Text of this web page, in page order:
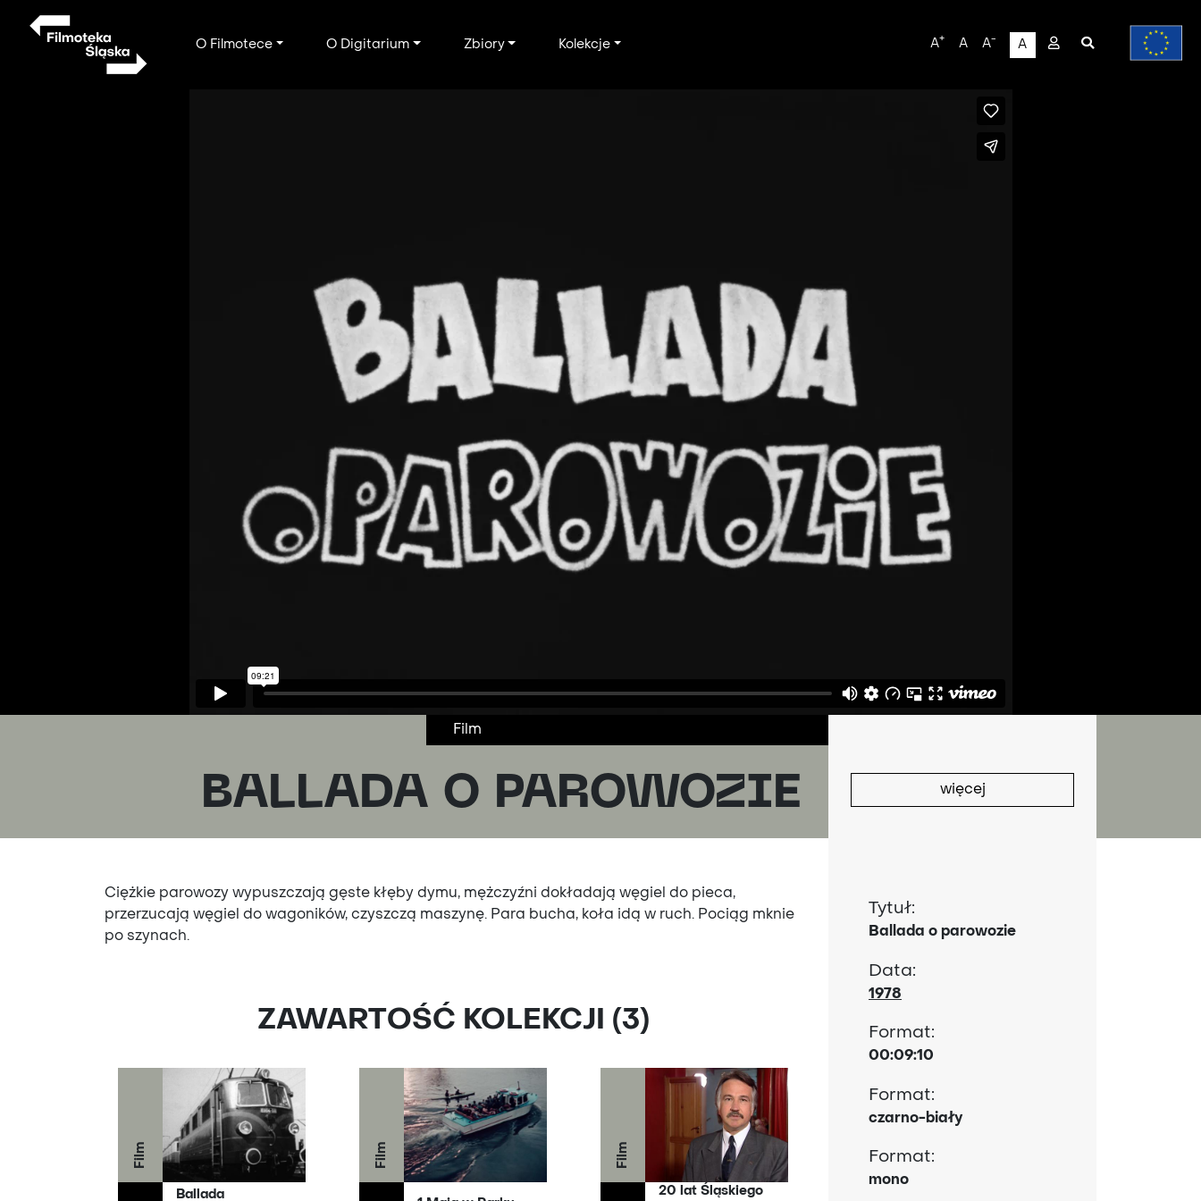
Main
O Filmotece O Digitarium Zbiory Kolekcje A+ A A- A
User
Film
BALLADA O PAROWOZIE więcej
Ciężkie parowozy wypuszczają gęste kłęby dymu, mężczyźni dokładają węgiel do pieca,
przerzucają węgiel do wagoników, czyszczą maszynę. Para bucha, koła idą w ruch. Pociąg mknie
po szynach.
ZAWARTOŚĆ KOLEKCJI (3)
Film
Ballada
Film Film
20 lat Śląskiego
Tytuł:
Ballada o parowozie
Data:
1978
Format:
00:09:10
Format:
czarno-biały
Format:
mono